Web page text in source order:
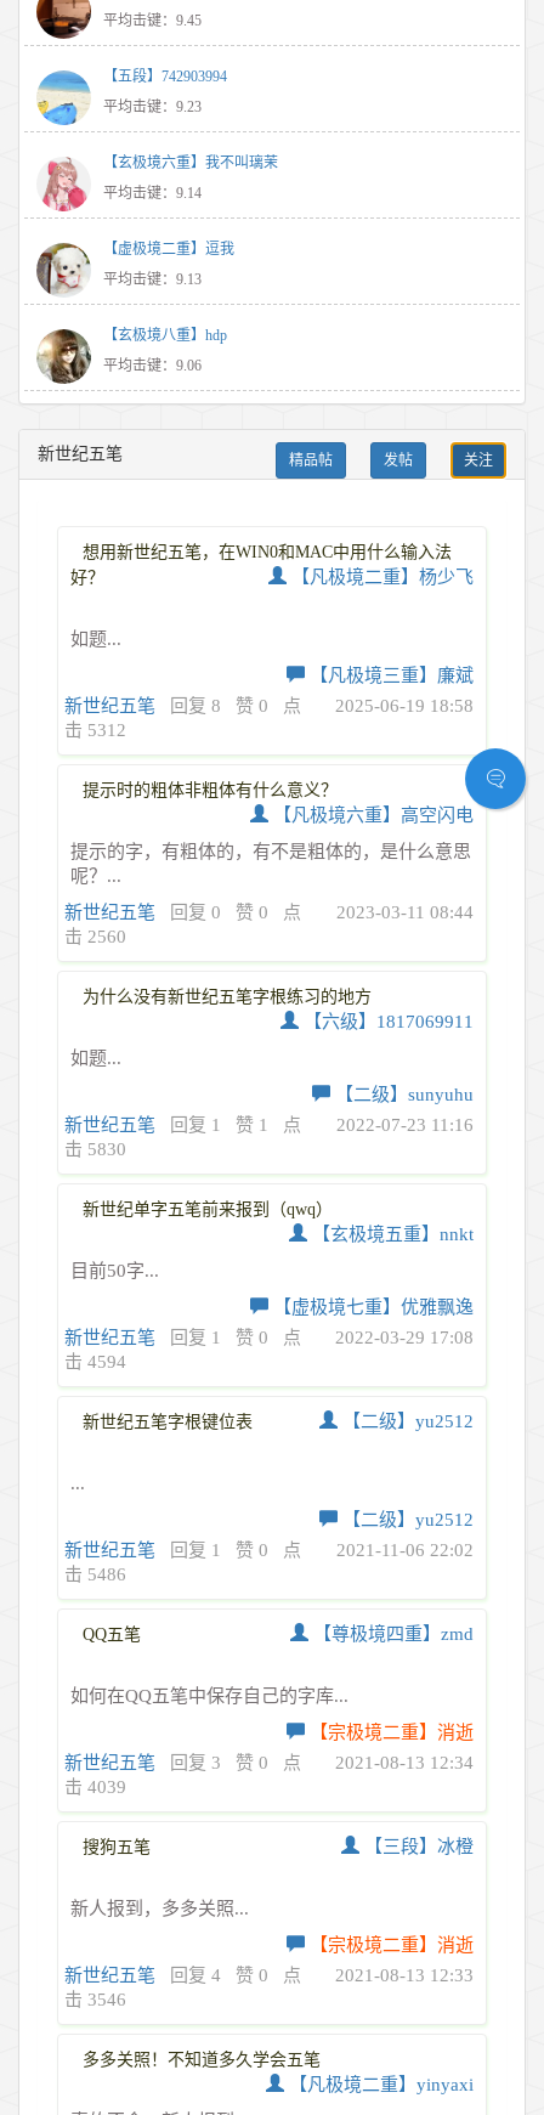
平均击键：9.45
【五段】742903994
平均击键：9.23
【玄极境六重】我不叫璃茉
平均击键：9.14
【虚极境二重】逗我
平均击键：9.13
【玄极境八重】hdp
平均击键：9.06
新世纪五笔 关注
发帖
精品帖
想用新世纪五笔，在WIN0和MAC中用什么输入法
好？
【凡极境二重】杨少飞
如题...
【凡极境三重】廉斌
2025-06-19 18:58
新世纪五笔 回复 8 赞 0
点
击 5312
提示时的粗体非粗体有什么意义？
【凡极境六重】高空闪电
提示的字，有粗体的，有不是粗体的，是什么意思
呢？...
2023-03-11 08:44
新世纪五笔 回复 0 赞 0
点
击 2560
为什么没有新世纪五笔字根练习的地方
【六级】1817069911
如题...
【二级】sunyuhu
2022-07-23 11:16
新世纪五笔 回复 1 赞 1
点
击 5830
新世纪单字五笔前来报到（qwq）
【玄极境五重】nnkt
目前50字...
【虚极境七重】优雅飘逸
2022-03-29 17:08
新世纪五笔 回复 1 赞 0
点
击 4594
新世纪五笔字根键位表 【二级】yu2512
...
【二级】yu2512
2021-11-06 22:02
新世纪五笔 回复 1 赞 0
点
击 5486
QQ五笔 【尊极境四重】zmd
如何在QQ五笔中保存自己的字库...
【宗极境二重】消逝
2021-08-13 12:34
新世纪五笔 回复 3 赞 0
点
击 4039
搜狗五笔 【三段】冰橙
新人报到，多多关照...
【宗极境二重】消逝
2021-08-13 12:33
新世纪五笔 回复 4 赞 0
点
击 3546
多多关照！不知道多久学会五笔
【凡极境二重】yinyaxi